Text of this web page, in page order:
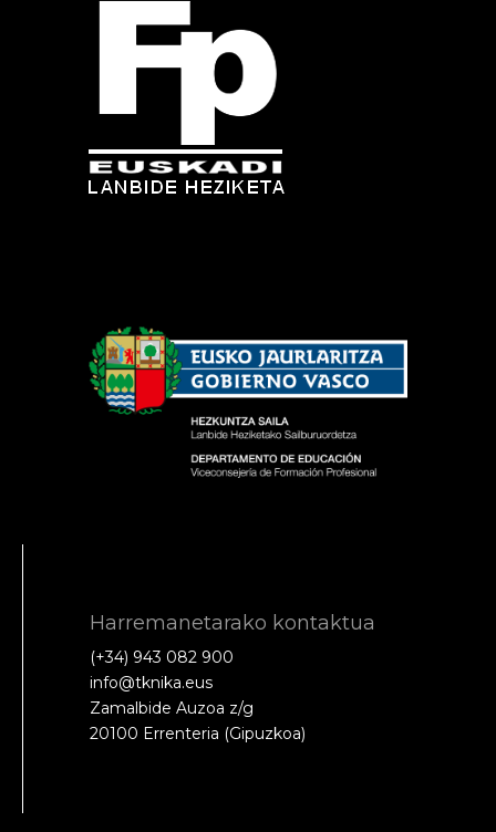
Harremanetarako kontaktua
(+34) 943 082 900
info@tknika.eus
Zamalbide Auzoa z/g
20100 Errenteria (Gipuzkoa)